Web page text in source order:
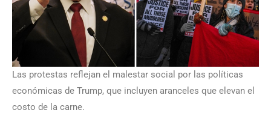
Las protestas reflejan el malestar social por las políticas
económicas de Trump, que incluyen aranceles que elevan el
costo de la carne.